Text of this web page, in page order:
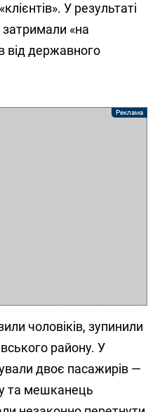
У результаті
затримали «на
від державного
чоловіків, зупинили
району. У
двоє пасажирів —
та мешканець